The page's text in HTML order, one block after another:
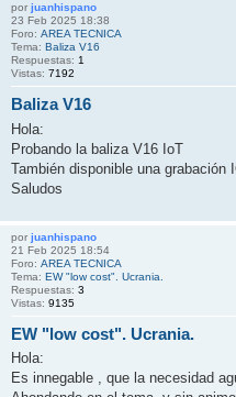
por juanhispano
23 Feb 2025 18:38
Foro: AREA TECNICA
Tema: Baliza V16
Respuestas: 1
Vistas: 7192
Baliza V16
Hola:
Probando la baliza V16 IoT
También disponible una grabación
Saludos
por juanhispano
21 Feb 2025 18:54
Foro: AREA TECNICA
Tema: EW "low cost". Ucrania.
Respuestas: 3
Vistas: 9135
EW "low cost". Ucrania.
Hola:
Es innegable , que la necesidad